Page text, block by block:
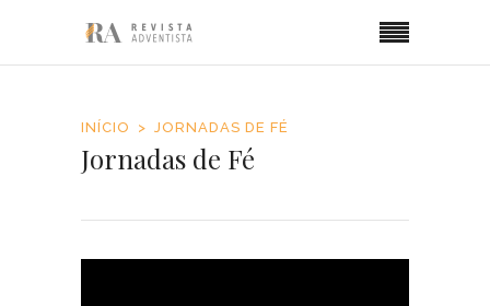
INÍCIO JORNADAS DE FÉ
Jornadas de Fé